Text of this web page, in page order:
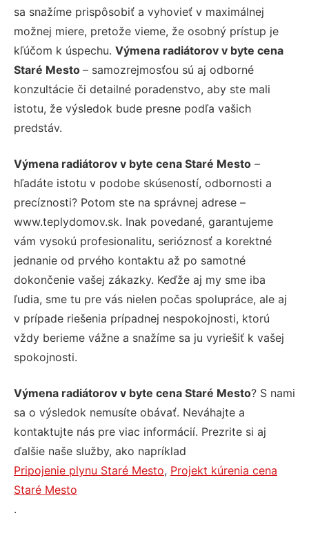
sa snažíme prispôsobiť a vyhovieť v maximálnej
možnej miere, pretože vieme, že osobný prístup je
kľúčom k úspechu. Výmena radiátorov v byte cena
Staré Mesto – samozrejmosťou sú aj odborné
konzultácie či detailné poradenstvo, aby ste mali
istotu, že výsledok bude presne podľa vašich
predstáv.
Výmena radiátorov v byte cena Staré Mesto –
hľadáte istotu v podobe skúseností, odbornosti a
precíznosti? Potom ste na správnej adrese –
www.teplydomov.sk. Inak povedané, garantujeme
vám vysokú profesionalitu, serióznosť a korektné
jednanie od prvého kontaktu až po samotné
dokončenie vašej zákazky. Keďže aj my sme iba
ľudia, sme tu pre vás nielen počas spolupráce, ale aj
v prípade riešenia prípadnej nespokojnosti, ktorú
vždy berieme vážne a snažíme sa ju vyriešiť k vašej
spokojnosti.
Výmena radiátorov v byte cena Staré Mesto? S nami
sa o výsledok nemusíte obávať. Neváhajte a
kontaktujte nás pre viac informácií. Prezrite si aj
ďalšie naše služby, ako napríklad
Pripojenie plynu Staré Mesto, Projekt kúrenia cena
Staré Mesto
.